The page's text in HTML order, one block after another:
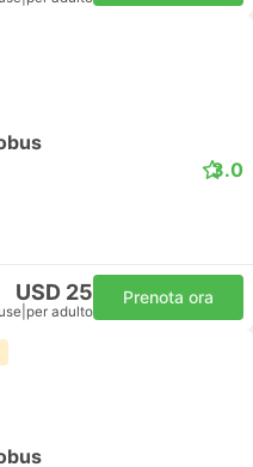
3.0
USD 25
per adulto
Prenota ora